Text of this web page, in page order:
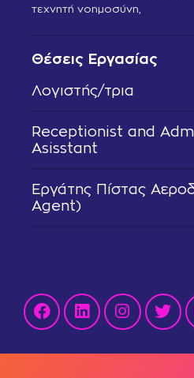
Θέσεις Εργασίας
Λογιστής/τρια
Receptionist and
Asisstant
Εργάτης Πίστας
Agent)
τεχνητή νοημοσύνη,